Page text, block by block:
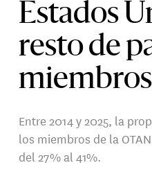
Estados
resto de
miembros
Entre 2014 y 2025, la
los miembros de la
del 27% al 41%.